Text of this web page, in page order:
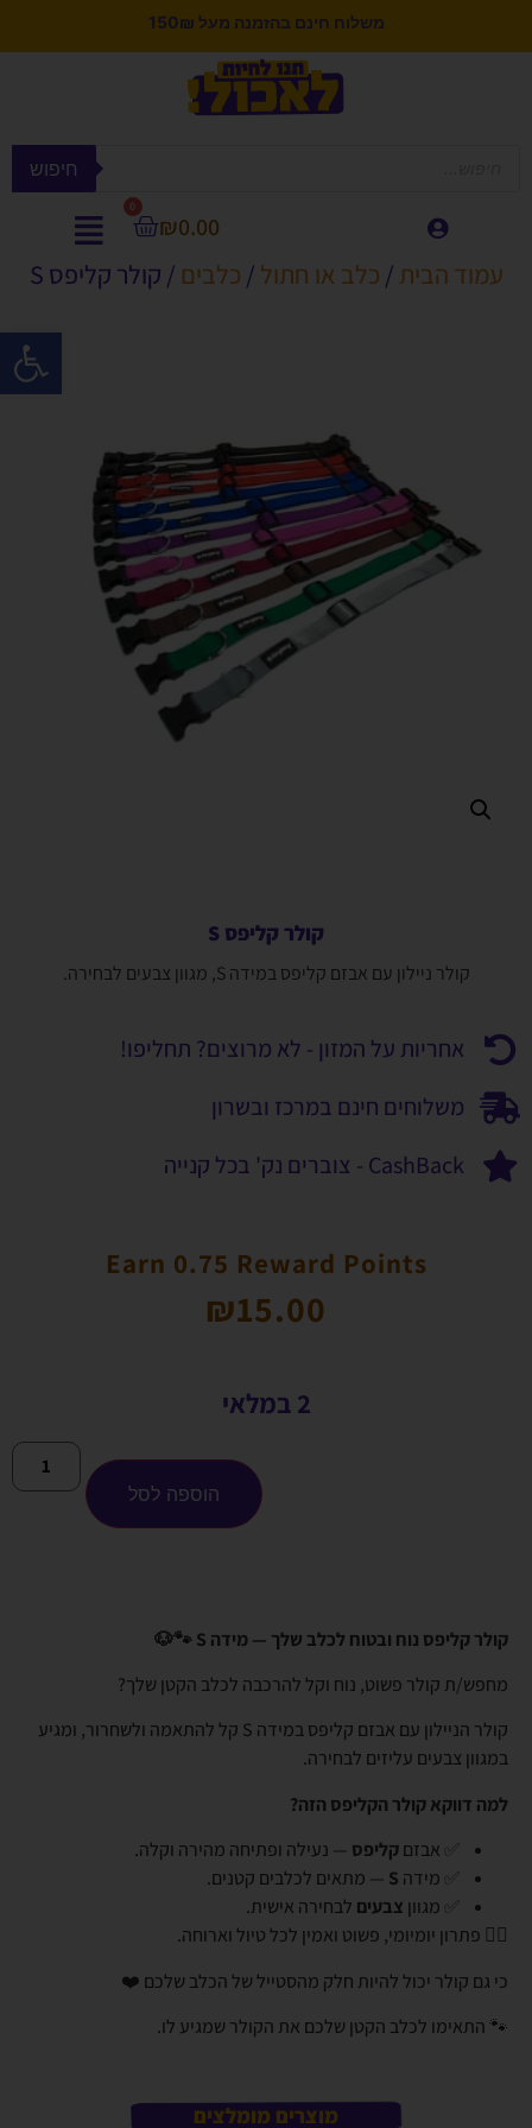
פתח
משלוח חינם בהזמנה מעל 150₪
חיפוש
₪0.00
0
עמוד הבית / כלב או חתול / כלבים / קולר קליפס S
קולר קליפס S
קולר ניילון עם אבזם קליפס במידה S, מגוון צבעים לבחירה.
אחריות על המזון - לא מרוצים? תחליפו!
משלוחים חינם במרכז ובשרון
CashBack - צוברים נק' בכל קנייה
Earn 0.75 Reward Points
₪15.00
2 במלאי
הוספה לסל
קולר קליפס נוח ובטוח לכלב שלך — מידה S 🐾🐶
מחפש/ת קולר פשוט, נוח וקל להרכבה לכלב הקטן שלך?
קולר הניילון עם אבזם קליפס במידה S קל להתאמה ולשחרור, ומגיע
במגוון צבעים עליזים לבחירה.
למה דווקא קולר הקליפס הזה?
✅ אבזםקליפס — נעילה ופתיחה מהירה וקלה.
✅ מידה S — מתאים לכלבים קטנים.
✅ מגוון צבעים לבחירה אישית.
👈🏼 פתרון יומיומי, פשוט ואמין לכל טיול וארוחה.
כי גם קולר יכול להיות חלק מהסטייל של הכלב שלכם ❤️
🐾 התאימו לכלב הקטן שלכם את הקולר שמגיע לו.
מוצרים מומלצים